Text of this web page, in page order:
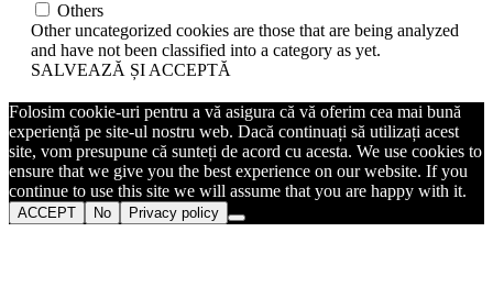
Others
Other uncategorized cookies are those that are being analyzed
and have not been classified into a category as yet.
SALVEAZĂ ȘI ACCEPTĂ
Folosim cookie-uri pentru a vă asigura că vă oferim cea mai bună
experiență pe site-ul nostru web. Dacă continuați să utilizați acest
site, vom presupune că sunteți de acord cu acesta. We use cookies to
ensure that we give you the best experience on our website. If you
continue to use this site we will assume that you are happy with it.
ACCEPT No Privacy policy